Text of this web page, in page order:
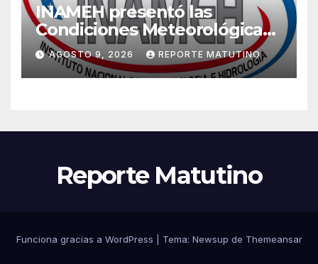
INAMEH presentó las
Condiciones Meteorológicas
para las próximas 24 horas,
de este domingo 9 de agosto
2026
AGOSTO 9, 2026 REPORTE MATUTINO
Reporte Matutino
Funciona gracias a WordPress Tema: Newsup de Themeansar